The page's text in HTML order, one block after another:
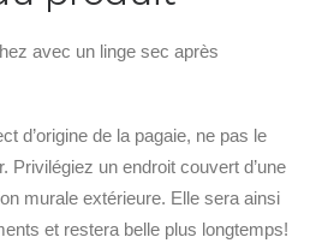
avec un linge sec après
d’origine de la pagaie, ne pas le
Privilégiez un endroit couvert d’une
murale extérieure. Elle sera ainsi
et restera belle plus longtemps!